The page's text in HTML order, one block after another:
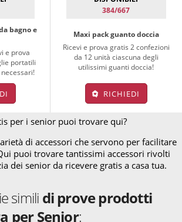
bagno e
e prova
portatili
384/667
Maxi pack guanto doccia
Ricevi e prova gratis 2 confezioni
da 12 unità ciascuna degli
utilissimi guanti doccia!
RICHIEDI
per i senior puoi trovare qui?
di accessori che servono per facilitare
puoi trovare tantissimi accessori rivolti
dei senior da ricevere gratis a casa tua.
simili di prove prodotti
per Senior: